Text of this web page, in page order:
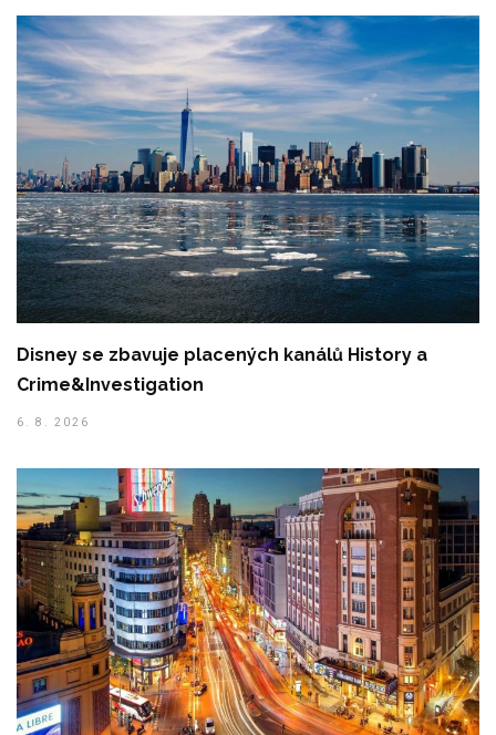
Disney se zbavuje placených kanálů History a
Crime&Investigation
6. 8. 2026